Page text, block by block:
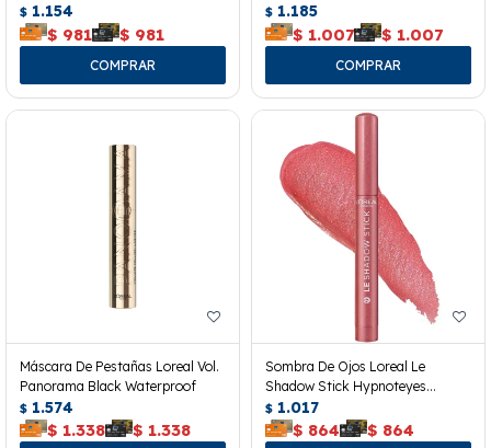
$ 1.154
$ 981 $ 981
$ 1.185
$ 1.007 $ 1.007
Máscara De Pestañas Loreal Vol.
Panorama Black Waterproof
$ 1.574
$ 1.338 $ 1.338
Sombra De Ojos Loreal Le
Shadow Stick Hypnoteyes
Cloudy Rose 118
$ 1.017
$ 864 $ 864